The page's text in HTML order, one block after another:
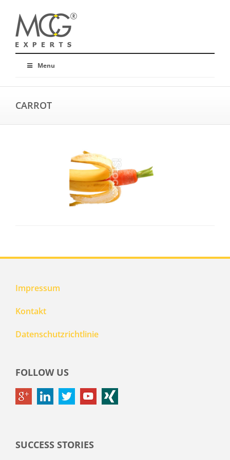
Menu
CARROT
Impressum
Kontakt
Datenschutzrichtlinie
FOLLOW US
SUCCESS STORIES